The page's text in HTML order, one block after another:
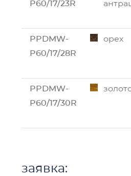
P60/17/23R
PPDMW-
P60/17/28R
орех
PPDMW-
P60/17/30R
заявка: